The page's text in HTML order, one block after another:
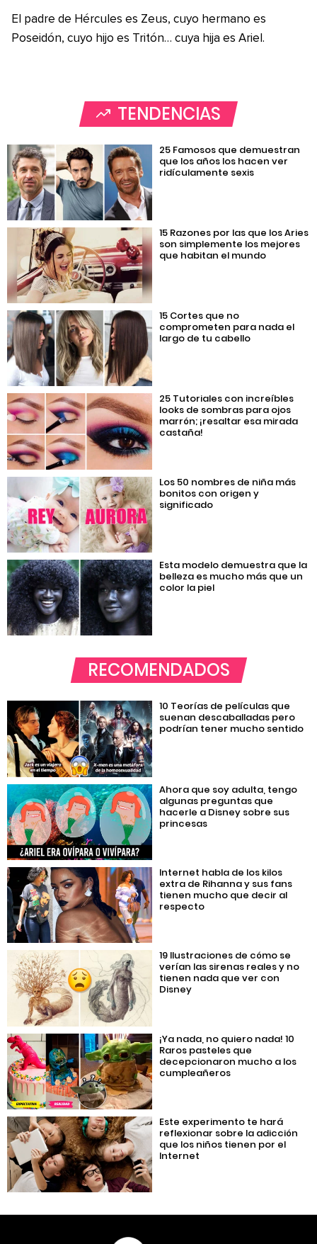
El padre de Hércules es Zeus, cuyo hermano es
Poseidón, cuyo hijo es Tritón… cuya hija es Ariel.
TENDENCIAS
25 Famosos que demuestran
que los años los hacen ver
ridículamente sexis
15 Razones por las que los Aries
son simplemente los mejores
que habitan el mundo
15 Cortes que no
comprometen para nada el
largo de tu cabello
25 Tutoriales con increíbles
looks de sombras para ojos
marrón; ¡resaltar esa mirada
castaña!
Los 50 nombres de niña más
bonitos con origen y
significado
Esta modelo demuestra que la
belleza es mucho más que un
color la piel
RECOMENDADOS
10 Teorías de películas que
suenan descaballadas pero
podrían tener mucho sentido
Ahora que soy adulta, tengo
algunas preguntas que
hacerle a Disney sobre sus
princesas
Internet habla de los kilos
extra de Rihanna y sus fans
tienen mucho que decir al
respecto
19 Ilustraciones de cómo se
verían las sirenas reales y no
tienen nada que ver con
Disney
¡Ya nada, no quiero nada! 10
Raros pasteles que
decepcionaron mucho a los
cumpleañeros
Este experimento te hará
reflexionar sobre la adicción
que los niños tienen por el
Internet